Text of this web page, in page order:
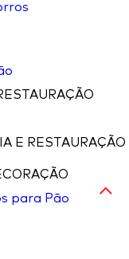
E RESTAURAÇÃO
para Pão